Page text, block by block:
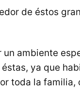
de éstos
ambiente
ya que
toda la familia,